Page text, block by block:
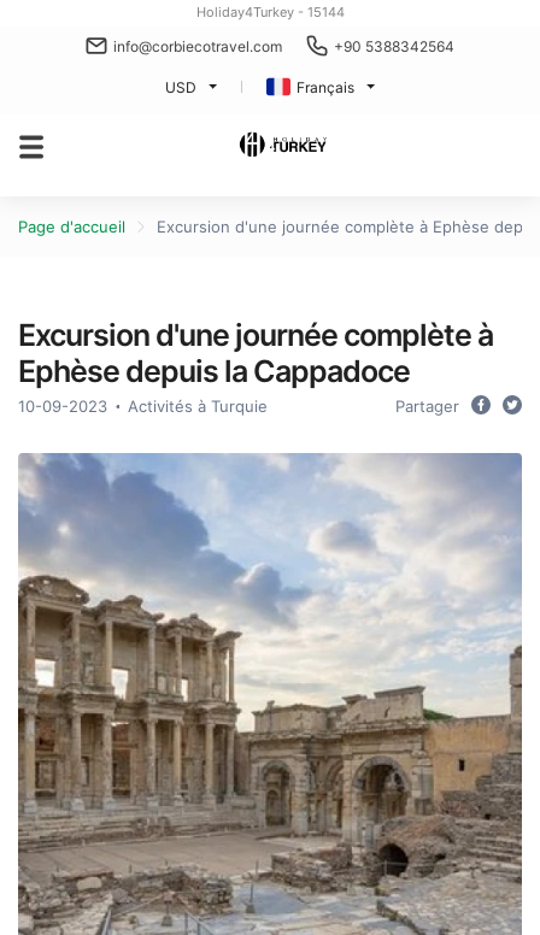
Holiday4Turkey - 15144
info@corbiecotravel.com +90 5388342564
USD Français
Page d'accueil Excursion d'une journée complète à Ephèse
Excursion d'une journée complète à
Ephèse depuis la Cappadoce
10-09-2023 Activités à Turquie Partager